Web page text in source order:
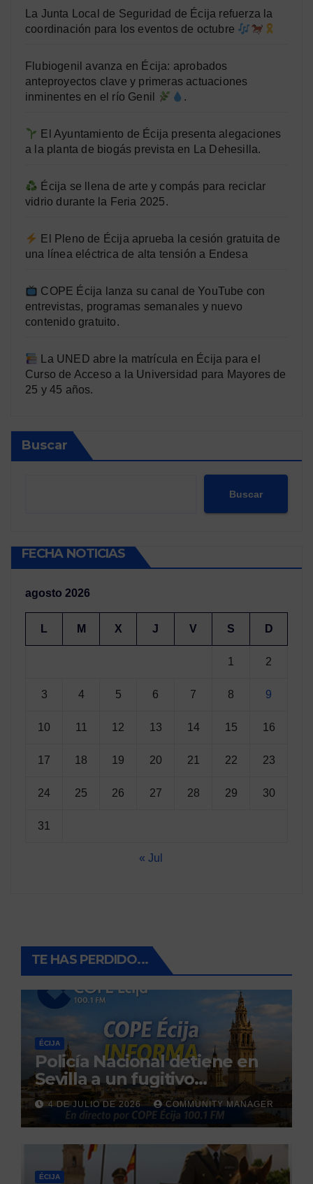
La Junta Local de Seguridad de Écija refuerza la
coordinación para los eventos de octubre
Flubiogenil avanza en Écija: aprobados
anteproyectos clave y primeras actuaciones
inminentes en el río Genil
.
El Ayuntamiento de Écija presenta alegaciones
a la planta de biogás prevista en La Dehesilla.
Écija se llena de arte y compás para reciclar
vidrio durante la Feria 2025.
El Pleno de Écija aprueba la cesión gratuita de
una línea eléctrica de alta tensión a Endesa
COPE Écija lanza su canal de YouTube con
entrevistas, programas semanales y nuevo
contenido gratuito.
La UNED abre la matrícula en Écija para el
Curso de Acceso a la Universidad para Mayores de
25 y 45 años.
Buscar
Buscar
FECHA NOTICIAS
agosto 2026
L M X J V S D
1 2
3 4 5 6 7 8 9
10 11 12 13 14 15 16
17 18 19 20 21 22 23
24 25 26 27 28 29 30
31
« Jul
TE HAS PERDIDO...
ÉCIJA
Policía Nacional detiene en
Sevilla a un fugitivo
reclamado por narcotráfico
tras no regresar a prisión
durante un permiso
penitenciario
4 DE JULIO DE 2026 COMMUNITY MANAGER
ÉCIJA